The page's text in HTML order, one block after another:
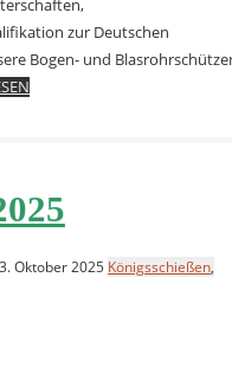
zur Deutschen
Bogen- und
3. Oktober 2025 Königsschießen,